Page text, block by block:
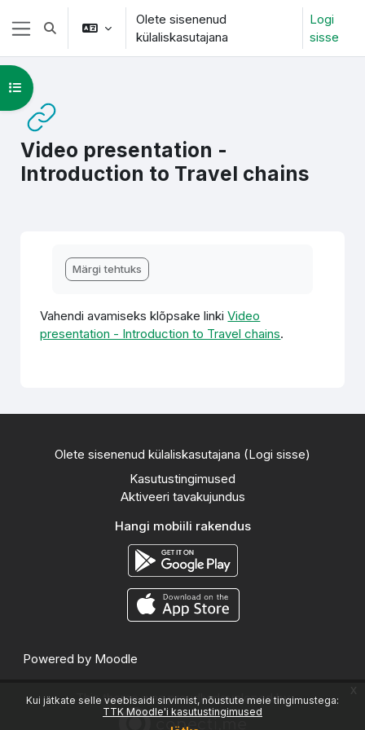
Jäta vahele peasisuni
Kui jätkate selle veebisaidi sirvimist, nõustute meie tingimustega:
TTK Moodle'i kasutustingimused
x
Küljepaneel
Lülitab otsingu sisendi
Olete sisenenud
külaliskasutajana
Logi
sisse
Video presentation -
Introduction to Travel chains
Ava kursuse sisukord
Märgi tehtuks
Vahendi avamiseks klõpsake linkiVideo
presentation - Introduction to Travel chains.
Olete sisenenud külaliskasutajana (Logi sisse)
Kasutustingimused
Aktiveeri tavakujundus
Hangi mobiili rakendus
Powered by Moodle
This theme was proudly developed by